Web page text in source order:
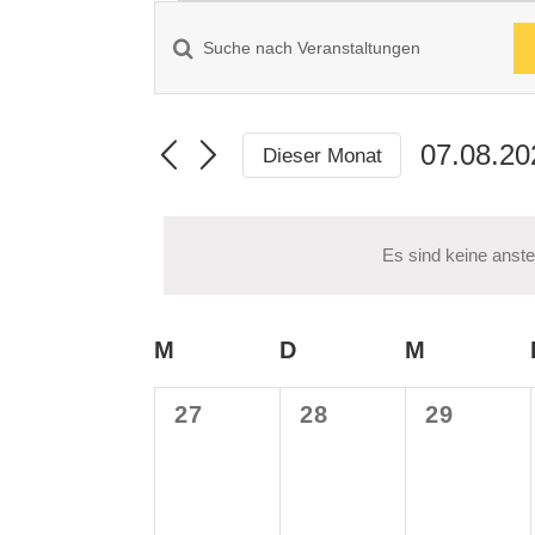
Veranstaltungen
Es sind keine
Veranstaltungen
und
Bitte
Suche
Dieser Monat
Kalender
von
M MONTAGD DIENSTAG
M
0
27
0
28
0
29